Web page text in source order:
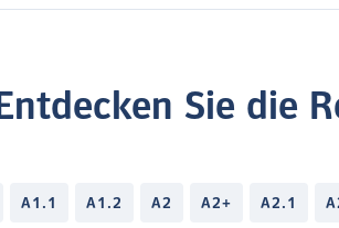
Entdecken Sie die
A1.1 A1.2 A2 A2+ A2.1